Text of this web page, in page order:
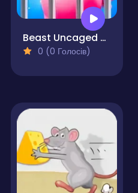
Beast Uncaged - Screw Puzzle
0 (0 Голосів)